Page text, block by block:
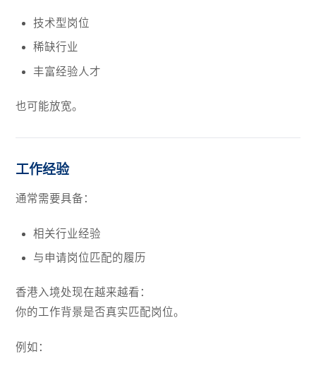
技术型岗位
稀缺行业
丰富经验人才
也可能放宽。
工作经验
通常需要具备：
相关行业经验
与申请岗位匹配的履历
香港入境处现在越来越看：
你的工作背景是否真实匹配岗位。
例如：